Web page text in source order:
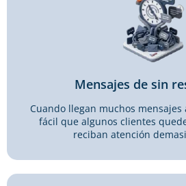
Mensajes de sin
Cuando llegan muchos
fácil que algunos clientes
reciban atención